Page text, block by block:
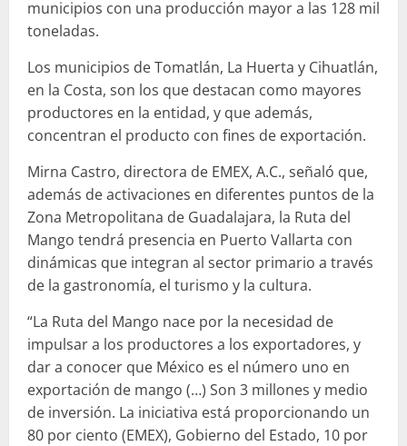
municipios con una producción mayor a las 128 mil
toneladas.
Los municipios de Tomatlán, La Huerta y Cihuatlán,
en la Costa, son los que destacan como mayores
productores en la entidad, y que además,
concentran el producto con fines de exportación.
Mirna Castro, directora de EMEX, A.C., señaló que,
además de activaciones en diferentes puntos de la
Zona Metropolitana de Guadalajara, la Ruta del
Mango tendrá presencia en Puerto Vallarta con
dinámicas que integran al sector primario a través
de la gastronomía, el turismo y la cultura.
“La Ruta del Mango nace por la necesidad de
impulsar a los productores a los exportadores, y
dar a conocer que México es el número uno en
exportación de mango (…) Son 3 millones y medio
de inversión. La iniciativa está proporcionando un
80 por ciento (EMEX), Gobierno del Estado, 10 por